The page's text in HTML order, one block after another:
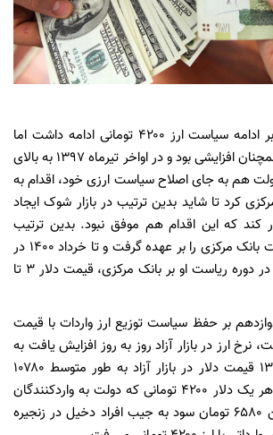
اصرار دولت دوازدهم بر ادامه سیاست ارز ۴۲۰۰ تومانی ادامه داشت اما
نرخ دلار در بازار آزاد همچنان افزایشی بود و در اواخر تیرماه ۱۳۹۷ به بالای
هم به جای اصلاح سیاست ارزی خود، اقدام به
کرد تا شاید بدین ترتیب در بازار شوک ایجاد
کند که این اقدام هم موفق نبود. بدین ترتیب
عبدالناصر همتی ریاست بانک مرکزی را بر عهده گرفت و تا خرداد ۱۴۰۰ در
این جایگاه باقی ماند. در دوره ریاست او بر بانک مرکزی، قیمت دلار ۳ تا
بر حفظ سیاست توزیع ارز واردات با قیمت
نرخ ارز در بازار آزاد روز به روز افزایش یافت به
طوری که در سال ۱۳۹۷ قیمت دلار در بازار آزاد به طور متوسط ۱۰۷۸۰
تومان شد یعنی بابت هر یک دلار ۴۲۰۰ تومانی که دولت به واردکنندگان
می‌داد، به طور میانگین ۶۵۸۰ تومان سود به جیب افراد دخیل در زنجیره